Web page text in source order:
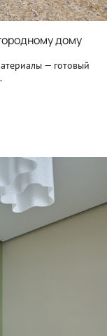
дому
— готовый